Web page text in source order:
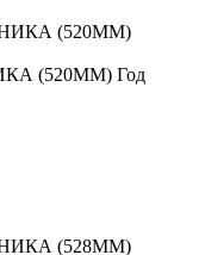
(520ММ) Год